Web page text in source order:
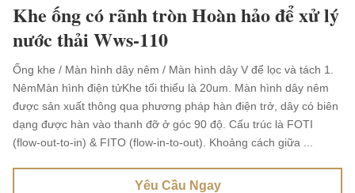
Khe ống có rãnh tròn Hoàn hảo để xử lý
nước thải Wws-110
Ống khe / Màn hình dây nêm / Màn hình dây V để lọc và tách 1.
NêmMàn hình điện tửKhe tối thiểu là 20um. Màn hình dây nêm
được sản xuất thông qua phương pháp hàn điện trở, dây có biên
dạng được hàn vào thanh đỡ ở góc 90 độ. Cấu trúc là FOTI
(flow-out-to-in) & FITO (flow-in-to-out). Khoảng cách giữa ...
Yêu Cầu Ngay